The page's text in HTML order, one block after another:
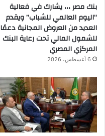
بنك مصر ،،، يشارك في فعالية
“اليوم العالمي للشباب” ويقدم
العديد من العروض المجانية دعمًا
للشمول المالي تحت رعاية البنك
المركزي المصري
6 أغسطس، 2026